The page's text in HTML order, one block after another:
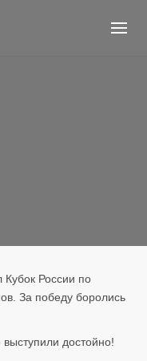
России по
За победу боролись
достойно!